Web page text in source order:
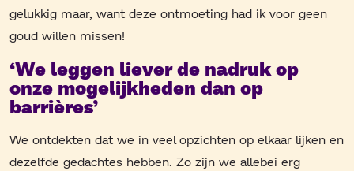
gelukkig maar, want deze ontmoeting had ik voor geen
goud willen missen!
‘We leggen liever de nadruk op
onze mogelijkheden dan op
barrières’
We ontdekten dat we in veel opzichten op elkaar lijken en
dezelfde gedachtes hebben. Zo zijn we allebei erg